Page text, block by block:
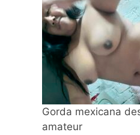
Gorda mexicana
amateur